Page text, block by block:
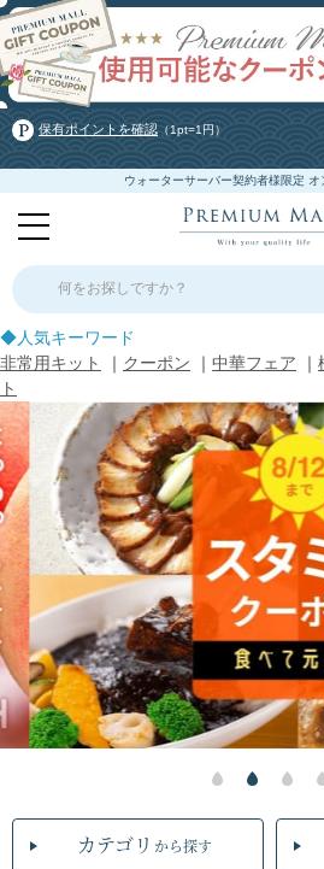
保有ポイントを確認 （1pt=1円）
ウォーターサーバー契約者様限定
何をお探しですか？
◆人気キーワード
非常用キット
｜ クーポン ｜ 中華フェア ｜
ト
カテゴリ から探す